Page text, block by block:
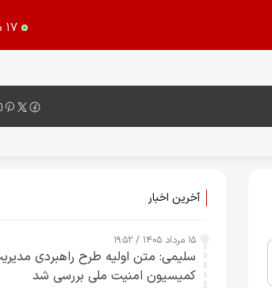
۱۷ مرداد ۱۴۰۵
آخرین اخبار
۱۵ مرداد ۱۴۰۵ / ۱۹:۵۲
سلیمی: متن اولیه طرح راهبردی
کمیسیون امنیت ملی بررسی شد